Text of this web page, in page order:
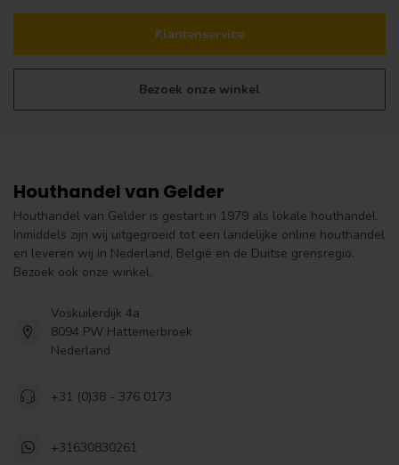
Klantenservice
Bezoek onze winkel
Houthandel van Gelder
Houthandel van Gelder is gestart in 1979 als lokale houthandel.
Inmiddels zijn wij uitgegroeid tot een landelijke online houthandel
en leveren wij in Nederland, België en de Duitse grensregio.
Bezoek ook onze winkel.
Voskuilerdijk 4a
8094 PW Hattemerbroek
Nederland
+31 (0)38 - 376 0173
+31630830261